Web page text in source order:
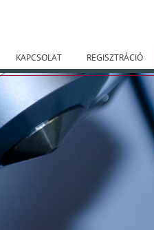
KAPCSOLAT REGISZTRÁCIÓ